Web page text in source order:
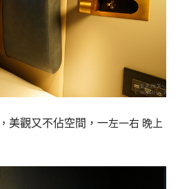
美觀又不佔空間，一左一右 晚上